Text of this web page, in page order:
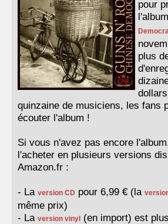
pour
l'album
plus
quinzaine de musiciens, les fans
écouter l'album !
Si vous n'avez pas encore
l'acheter en plusieurs versions
Amazon.fr :
- La version CD pour 6,99 € (la
même prix)
- La version vinyl
(en import) est